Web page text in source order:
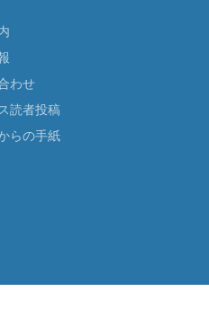
わせ
読者投稿
らの手紙